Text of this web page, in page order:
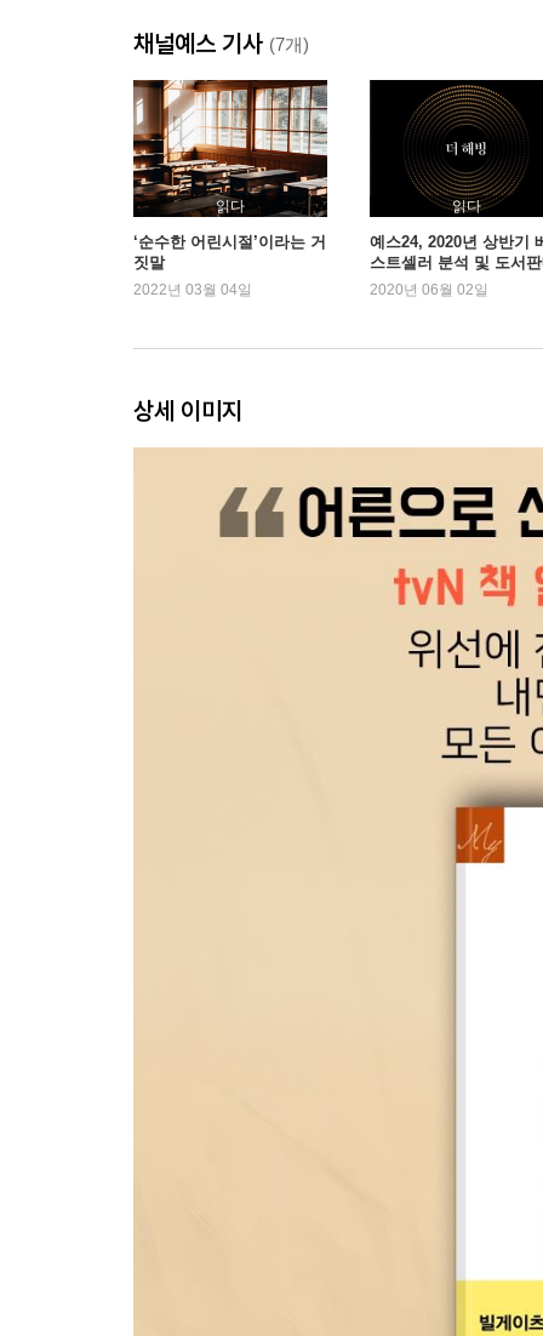
채널예스 기사 (7개)
읽다
‘순수한 어린시절’이라는 거
짓말
2022년 03월 04일
읽다
예스24, 2020년 상반기
스트셀러 분석 및 도서
동향 발표
2020년 06월 02일
상세 이미지